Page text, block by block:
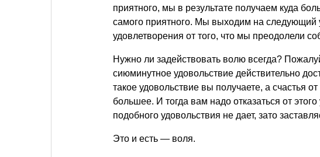
приятного, мы в результате получаем куда
самого приятного. Мы выходим на следующий
удовлетворения от того, что мы преодолели
Нужно ли задействовать волю всегда?
сиюминутное удовольствие действительно
такое удовольствие вы получаете, а счастья
большее. И тогда вам надо отказаться от
подобного удовольствия не дает, зато
Это и есть — воля.